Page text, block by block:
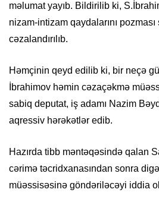
məlumat yayıb. Bildirilib ki,
nizam-intizam qaydalarını
cəzalandırılıb.
Həmçinin qeyd edilib ki, bir neçə
İbrahimov həmin cəzaçəkmə
sabiq deputat, iş adamı Nazim
aqressiv hərəkətlər edib.
Hazırda tibb məntəqəsində qalan
cərimə təcridxanasından sonra
müəssisəsinə göndəriləcəyi iddia